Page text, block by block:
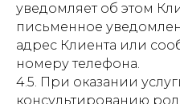
уведомляет об этом
письменное
адрес Клиента или
номеру телефона.
4.5. При оказании
консультированию